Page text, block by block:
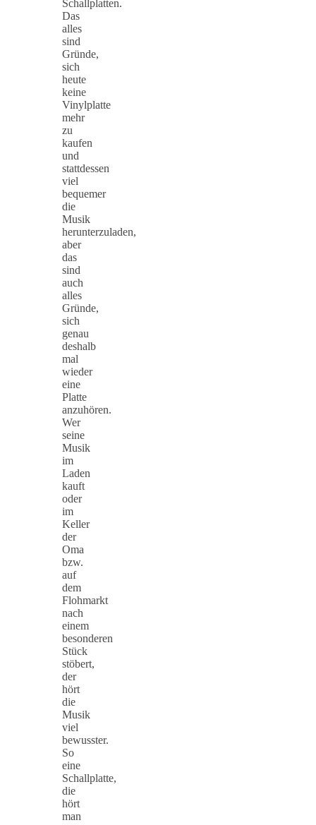
Schallplatten.
Das
alles
sind
Gründe,
sich
heute
keine
Vinylplatte
mehr
zu
kaufen
und
stattdessen
viel
bequemer
die
Musik
herunterzuladen,
aber
das
sind
auch
alles
Gründe,
sich
genau
deshalb
mal
wieder
eine
Platte
anzuhören.
Wer
seine
Musik
im
Laden
kauft
oder
im
Keller
der
Oma
bzw.
auf
dem
Flohmarkt
nach
einem
besonderen
Stück
stöbert,
der
hört
die
Musik
viel
bewusster.
So
eine
Schallplatte,
die
hört
man